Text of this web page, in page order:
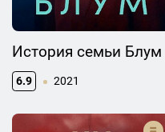
История семьи Блум
6.9 2021